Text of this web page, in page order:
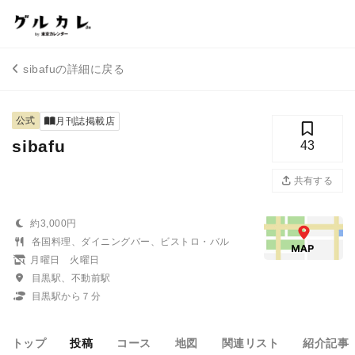
sibafuの詳細に戻る
公式 月刊誌掲載店
sibafu 43
共有する
約3,000円
各国料理、ダイニングバー、ビストロ・バル
月曜日 火曜日
目黒駅、不動前駅
目黒駅から７分
トップ 投稿 コース 地図 関連リスト 紹介記事